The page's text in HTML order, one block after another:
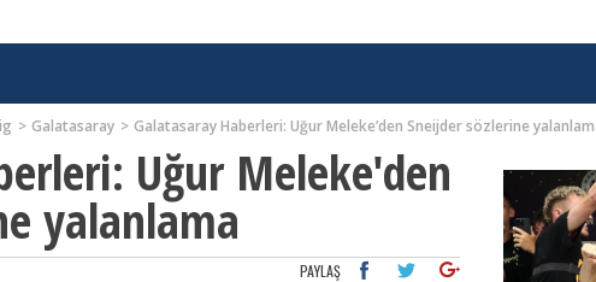
Galatasaray Galatasaray Haberleri: Uğur Meleke’den Sneijder sözlerine
Uğur Meleke'den
yalanlama
PAYLAŞ